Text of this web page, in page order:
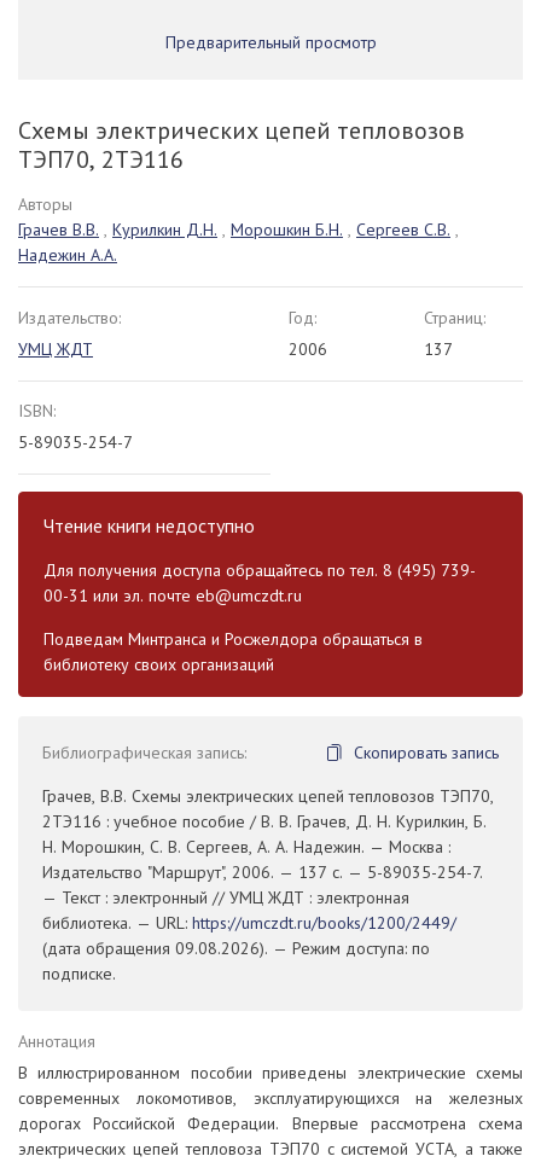
Предварительный просмотр
Схемы электрических цепей тепловозов
ТЭП70, 2ТЭ116
Авторы
Грачев В.В. , Курилкин Д.Н. , Морошкин Б.Н. , Сергеев С.В. ,
Надежин А.А.
Издательство:
УМЦ ЖДТ
Год:
2006
Страниц:
137
ISBN:
5-89035-254-7
Чтение книги недоступно
Для получения доступа обращайтесь по тел. 8 (495) 739-
00-31 или эл. почте eb@umczdt.ru
Подведам Минтранса и Росжелдора обращаться в
библиотеку своих организаций
Библиографическая запись:
Скопировать запись
Грачев, В.В. Схемы электрических цепей тепловозов ТЭП70,
2ТЭ116 : учебное пособие / В. В. Грачев, Д. Н. Курилкин, Б.
Н. Морошкин, С. В. Сергеев, А. А. Надежин. — Москва :
Издательство "Маршрут", 2006. — 137 с. — 5-89035-254-7.
— Текст : электронный // УМЦ ЖДТ : электронная
библиотека. — URL: https://umczdt.ru/books/1200/2449/
(дата обращения 09.08.2026). — Режим доступа: по
подписке.
Аннотация
В иллюстрированном пособии приведены электрические схемы
современных локомотивов, эксплуатирующихся на железных
дорогах Российской Федерации. Впервые рассмотрена схема
электрических цепей тепловоза ТЭП70 с системой УСТА, а также